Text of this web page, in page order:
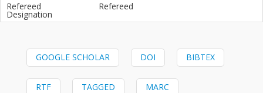
Refereed
Designation
Refereed
GOOGLE SCHOLAR DOI BIBTEX
RTF TAGGED MARC